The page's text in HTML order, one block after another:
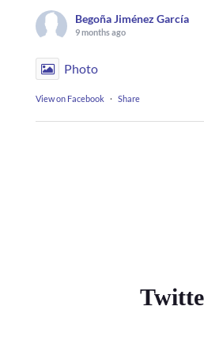
Begoña Jiménez García
9 months ago
Photo
View on Facebook · Share